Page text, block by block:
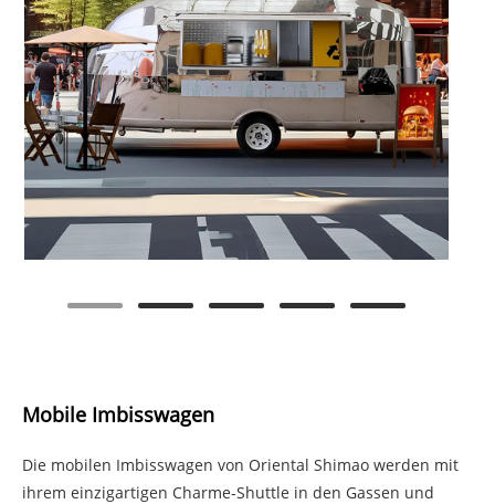
Mobile Imbisswagen
Die mobilen Imbisswagen von Oriental Shimao werden mit
ihrem einzigartigen Charme-Shuttle in den Gassen und